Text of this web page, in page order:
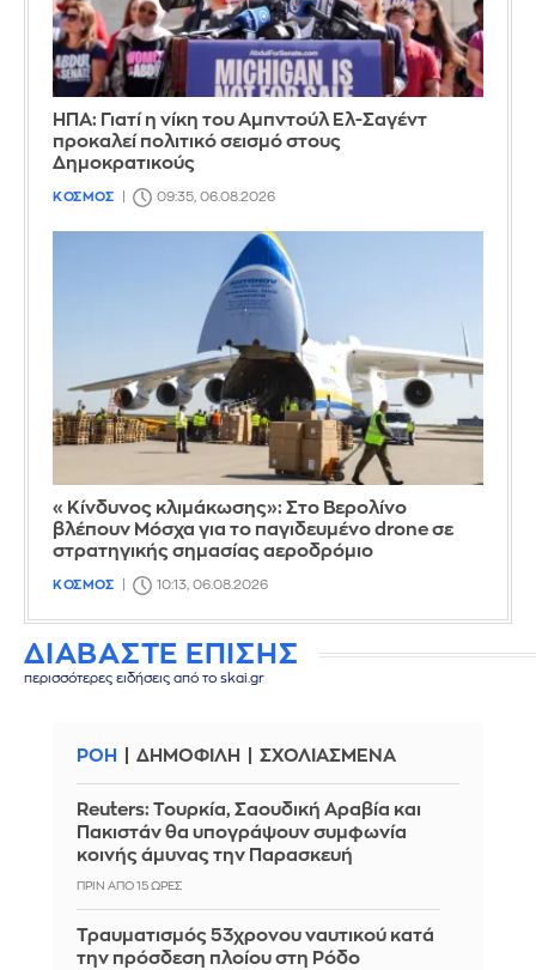
ΗΠΑ: Γιατί η νίκη του Αμπντούλ Ελ-Σαγέντ
προκαλεί πολιτικό σεισμό στους
Δημοκρατικούς
ΚΟΣΜΟΣ 09:35, 06.08.2026
«Κίνδυνος κλιμάκωσης»: Στο Βερολίνο
βλέπουν Μόσχα για το παγιδευμένο drone σε
στρατηγικής σημασίας αεροδρόμιο
ΚΟΣΜΟΣ 10:13, 06.08.2026
ΔΙΑΒΑΣΤΕ ΕΠΙΣΗΣ
περισσότερες ειδήσεις από το skai.gr
ΡΟΗ ΔΗΜΟΦΙΛΗ ΣΧΟΛΙΑΣΜΕΝΑ
Reuters: Τουρκία, Σαουδική Αραβία και
Πακιστάν θα υπογράψουν συμφωνία
κοινής άμυνας την Παρασκευή
ΠΡΙΝ ΑΠΌ 15 ΏΡΕΣ
Τραυματισμός 53χρονου ναυτικού κατά
την πρόσδεση πλοίου στη Ρόδο